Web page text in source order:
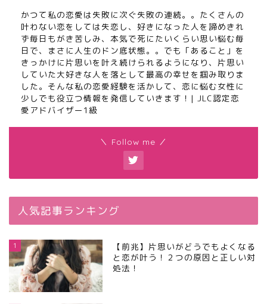
かつて私の恋愛は失敗に次ぐ失敗の連続。。たくさんの
叶わない恋をしては失恋し、好きになった人を諦めきれ
ず毎日もがき苦しみ、本気で死にたいくらい思い悩む毎
日で、まさに人生のドン底状態。。でも「あること」を
きっかけに片思いを叶え続けられるようになり、片思い
していた大好きな人を落として最高の幸せを掴み取りま
した。そんな私の恋愛経験を活かして、恋に悩む女性に
少しでも役立つ情報を発信していきます！| JLC認定恋
愛アドバイザー1級
＼ Follow me ／
人気記事ランキング
1
【前兆】片思いがどうでもよくなる
と恋が叶う！２つの原因と正しい対
処法！